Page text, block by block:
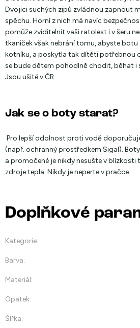
Dvojici suchých zipů zvládnou zapnout
spěchu. Horní z nich má navíc
pomůže zviditelnit vaši ratolest i v šeru
tkaniček však nebrání tomu, abyste
kotníku, a poskytla tak dítěti potřebnou
se bude dětem pohodlně chodit, běhat i
Jsou ušité v ČR.
Jak se o boty starat?
Pro lepší odolnost proti vodě
(např. ochranný prostředkem Sigal).
a promočené je nikdy nesušte v blízkosti
zdroje tepla. Nikdy je neperte v pračce.
Doplňkové
Kategorie:
Barva:
Materiál:
Opatek:
Šířka: